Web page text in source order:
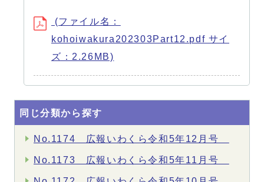
(ファイル名：
kohoiwakura202303Part12.pdf サイ
ズ：2.26MB)
同じ分類から探す
No.1174 広報いわくら令和5年12月号
No.1173 広報いわくら令和5年11月号